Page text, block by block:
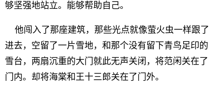
够坚强地站立。能够帮助自己。
他闯入了那座建筑，那些光点就像萤火虫一样跟了
进去，空留了一片雪地，和那个没有留下青鸟足印的
雪台，两扇沉重的大门就此无声关闭，将范闲关在了
门内。却将海棠和王十三郎关在了门外。